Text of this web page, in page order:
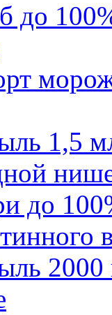
до
1,5
до
2000